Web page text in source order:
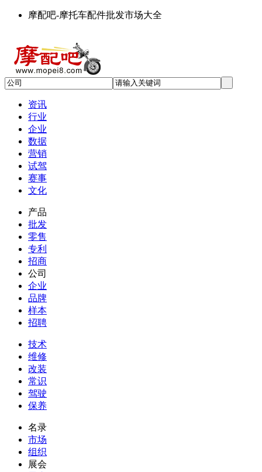
摩配吧-摩托车配件批发市场大全
资讯
行业
企业
数据
营销
试驾
赛事
文化
产品
批发
零售
专利
招商
公司
企业
品牌
样本
招聘
技术
维修
改装
常识
驾驶
保养
名录
市场
组织
展会